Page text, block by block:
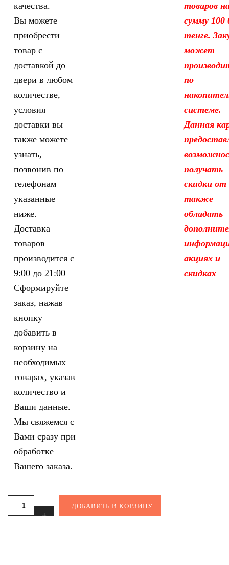
качества.
Вы можете
приобрести
товар с
доставкой до
двери в любом
количестве,
условия
доставки вы
также можете
узнать,
позвонив по
телефонам
указанные
ниже.
Доставка
товаров
производится с
9:00 до 21:00
Сформируйте
заказ, нажав
кнопку
добавить в
корзину на
необходимых
товарах, указав
количество и
Ваши данные.
Мы свяжемся с
Вами сразу при
обработке
Вашего заказа.
товаров
сумму 100
тенге.
может
по
системе.
Данная
получать
скидки от
также
обладать
акциях и
скидках
ДОБАВИТЬ В КОРЗИНУ